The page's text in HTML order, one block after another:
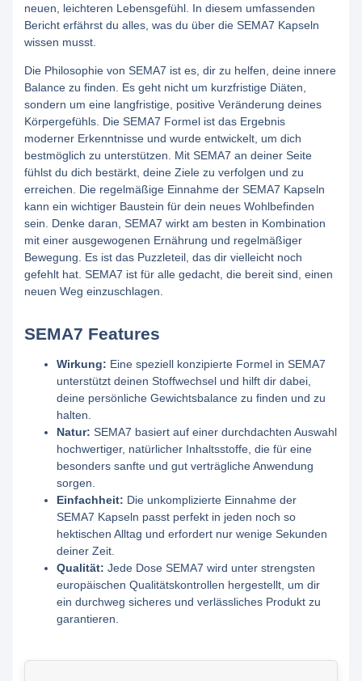
neuen, leichteren Lebensgefühl. In diesem umfassenden
Bericht erfährst du alles, was du über die SEMA7 Kapseln
wissen musst.
Die Philosophie von SEMA7 ist es, dir zu helfen, deine innere
Balance zu finden. Es geht nicht um kurzfristige Diäten,
sondern um eine langfristige, positive Veränderung deines
Körpergefühls. Die SEMA7 Formel ist das Ergebnis
moderner Erkenntnisse und wurde entwickelt, um dich
bestmöglich zu unterstützen. Mit SEMA7 an deiner Seite
fühlst du dich bestärkt, deine Ziele zu verfolgen und zu
erreichen. Die regelmäßige Einnahme der SEMA7 Kapseln
kann ein wichtiger Baustein für dein neues Wohlbefinden
sein. Denke daran, SEMA7 wirkt am besten in Kombination
mit einer ausgewogenen Ernährung und regelmäßiger
Bewegung. Es ist das Puzzleteil, das dir vielleicht noch
gefehlt hat. SEMA7 ist für alle gedacht, die bereit sind, einen
neuen Weg einzuschlagen.
SEMA7 Features
Wirkung: Eine speziell konzipierte Formel in SEMA7
unterstützt deinen Stoffwechsel und hilft dir dabei,
deine persönliche Gewichtsbalance zu finden und zu
halten.
Natur: SEMA7 basiert auf einer durchdachten Auswahl
hochwertiger, natürlicher Inhaltsstoffe, die für eine
besonders sanfte und gut verträgliche Anwendung
sorgen.
Einfachheit: Die unkomplizierte Einnahme der
SEMA7 Kapseln passt perfekt in jeden noch so
hektischen Alltag und erfordert nur wenige Sekunden
deiner Zeit.
Qualität: Jede Dose SEMA7 wird unter strengsten
europäischen Qualitätskontrollen hergestellt, um dir
ein durchweg sicheres und verlässliches Produkt zu
garantieren.